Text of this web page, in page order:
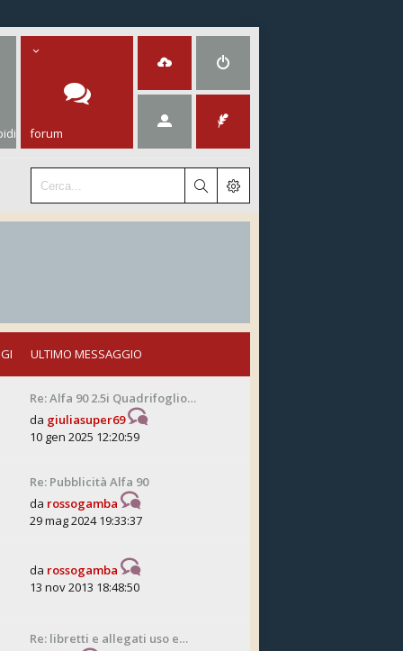
forum
ULTIMO MESSAGGIO
Re: Alfa 90 2.5i Quadrifoglio…
da giuliasuper69
10 gen 2025 12:20:59
Re: Pubblicità Alfa 90
da rossogamba
29 mag 2024 19:33:37
da rossogamba
13 nov 2013 18:48:50
Re: libretti e allegati uso e…